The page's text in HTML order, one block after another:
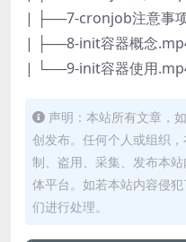
| ├──7-cronjob注意事
| ├──8-init容器概念
| └──9-init容器使用
声明：本站所有文章，
创发布。任何个人或组织
制、盗用、采集、发布本
体平台。如若本站内容侵
们进行处理。